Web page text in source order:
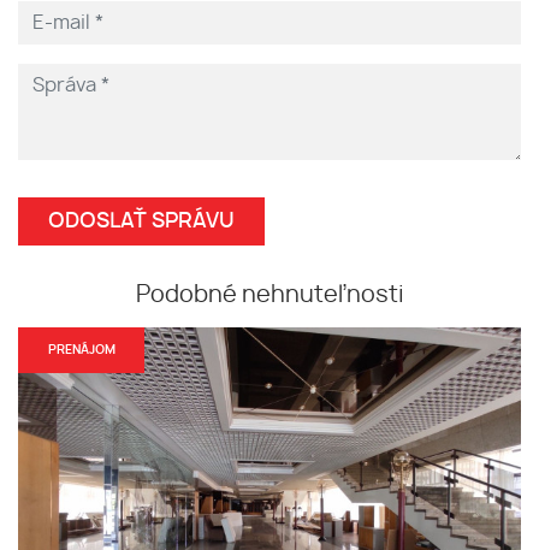
Podobné nehnuteľnosti
PRENÁJOM